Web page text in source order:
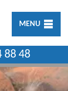
MENU
88 48